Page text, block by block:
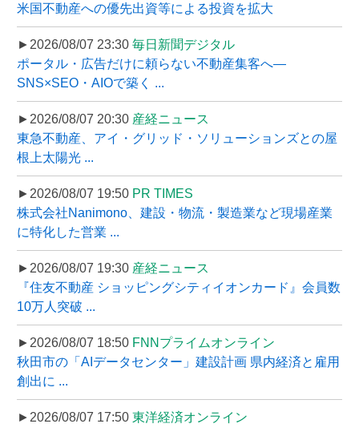
米国不動産への優先出資等による投資を拡大
►2026/08/07 23:30 毎日新聞デジタル
ポータル・広告だけに頼らない不動産集客へ―
SNS×SEO・AIOで築く ...
►2026/08/07 20:30 産経ニュース
東急不動産、アイ・グリッド・ソリューションズとの屋
根上太陽光 ...
►2026/08/07 19:50 PR TIMES
株式会社Nanimono、建設・物流・製造業など現場産業
に特化した営業 ...
►2026/08/07 19:30 産経ニュース
『住友不動産 ショッピングシティイオンカード』会員数
10万人突破 ...
►2026/08/07 18:50 FNNプライムオンライン
秋田市の「AIデータセンター」建設計画 県内経済と雇用
創出に ...
►2026/08/07 17:50 東洋経済オンライン